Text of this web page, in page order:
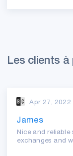
Les clients à
Apr 27, 2022
James
Nice and reliable
exchanges and